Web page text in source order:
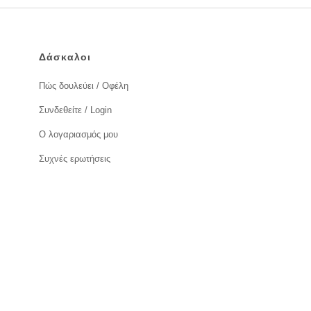
Δάσκαλοι
Πώς δουλεύει / Οφέλη
Συνδεθείτε / Login
Ο λογαριασμός μου
Συχνές ερωτήσεις